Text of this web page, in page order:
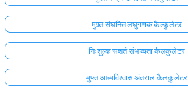
मुफ़्त संघनित लघुगणक कैल्कुलेटर
निःशुल्क सशर्त संभाव्यता कैलकुलेटर
मुफ्त आत्मविश्वास अंतराल कैलकुलेटर